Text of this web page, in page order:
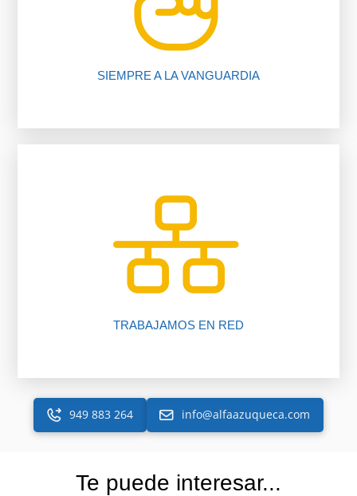
SIEMPRE A LA VANGUARDIA
Te ahorramos tiempo y dinero gracias a
TRABAJAMOS EN RED
Más de 225 oficinas y más de 2050 asesores
trabajando para ti gracias a nuestro software
inmobiliario.
949 883 264 info@alfaazuqueca.com
Te puede interesar...